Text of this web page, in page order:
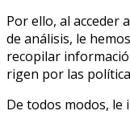
Por ello, al acceder
de análisis, le
recopilar
rigen por las
De todos modos, le